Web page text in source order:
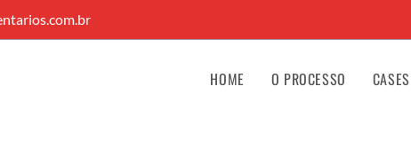
HOME O PROCESSO CASES